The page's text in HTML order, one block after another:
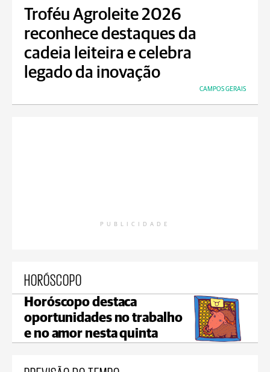
Troféu Agroleite 2026
reconhece destaques da
cadeia leiteira e celebra
legado da inovação
CAMPOS GERAIS
PUBLICIDADE
HORÓSCOPO
Horóscopo destaca
oportunidades no trabalho
e no amor nesta quinta